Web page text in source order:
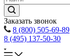
Заказать звонок
8 (800) 505-69-89
8 (495) 137-50-30